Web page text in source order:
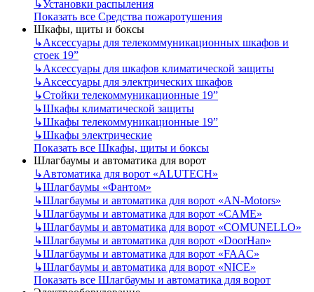
↳Установки распыления
Показать все Средства пожаротушения
Шкафы, щиты и боксы
↳Аксессуары для телекоммуникационных шкафов и
стоек 19”
↳Аксессуары для шкафов климатической защиты
↳Аксессуары для электрических шкафов
↳Стойки телекоммуникационные 19”
↳Шкафы климатической защиты
↳Шкафы телекоммуникационные 19”
↳Шкафы электрические
Показать все Шкафы, щиты и боксы
Шлагбаумы и автоматика для ворот
↳Автоматика для ворот «ALUTECH»
↳Шлагбаумы «Фантом»
↳Шлагбаумы и автоматика для ворот «AN-Motors»
↳Шлагбаумы и автоматика для ворот «CAME»
↳Шлагбаумы и автоматика для ворот «COMUNELLO»
↳Шлагбаумы и автоматика для ворот «DoorHan»
↳Шлагбаумы и автоматика для ворот «FAAC»
↳Шлагбаумы и автоматика для ворот «NICE»
Показать все Шлагбаумы и автоматика для ворот